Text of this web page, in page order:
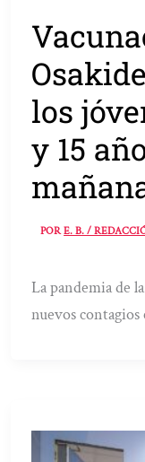
los
y 15
PORE. B. /
La pandemia de
nuevos